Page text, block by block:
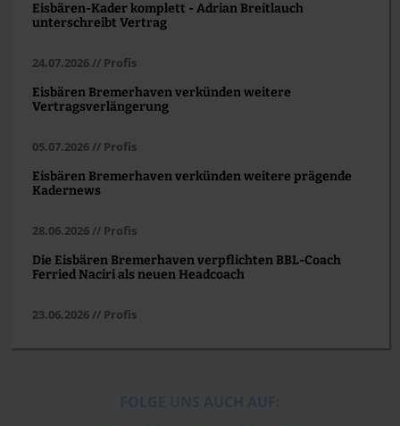
Eisbären-Kader komplett - Adrian Breitlauch
unterschreibt Vertrag
24.07.2026 // Profis
Eisbären Bremerhaven verkünden weitere
Vertragsverlängerung
05.07.2026 // Profis
Eisbären Bremerhaven verkünden weitere prägende
Kadernews
28.06.2026 // Profis
Die Eisbären Bremerhaven verpflichten BBL-Coach
Ferried Naciri als neuen Headcoach
23.06.2026 // Profis